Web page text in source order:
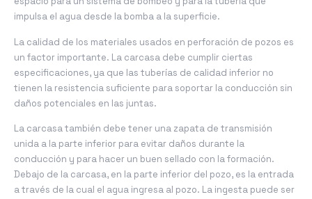
impulsa el agua desde la bomba a la superficie.
La calidad de los materiales usados en perforación de pozos es
un factor importante. La carcasa debe cumplir ciertas
especificaciones, ya que las tuberías de calidad inferior no
tienen la resistencia suficiente para soportar la conducción sin
daños potenciales en las juntas.
La carcasa también debe tener una zapata de transmisión
unida a la parte inferior para evitar daños durante la
conducción y para hacer un buen sellado con la formación.
Debajo de la carcasa, en la parte inferior del pozo, es la entrada
a través de la cual el agua ingresa al pozo. La ingesta puede ser